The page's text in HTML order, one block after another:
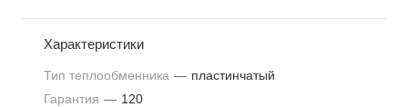
Характеристики
Тип теплообменника — пластинчатый
Гарантия — 120